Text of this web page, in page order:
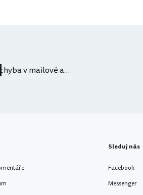
chyba v mailové adrese
Sleduj nás
Facebook
Messenger